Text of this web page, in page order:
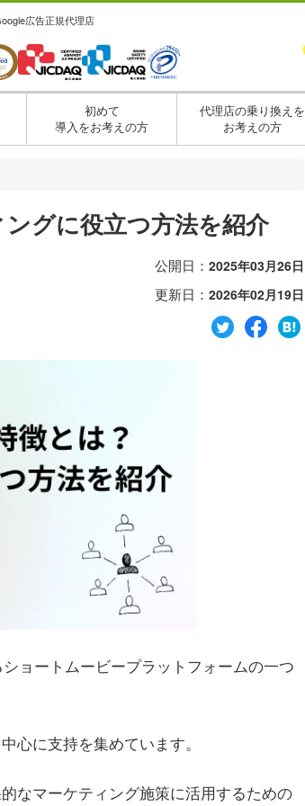
広告正規代理店
初めて
導入をお考えの方
代理店の乗り換えを
お考えの方
グに役立つ方法を紹介
公開日： 2025年03月26日
更新日： 2026年02月19日
ョートムービープラットフォームの一つ
心に支持を集めています。
なマーケティング施策に活用するための